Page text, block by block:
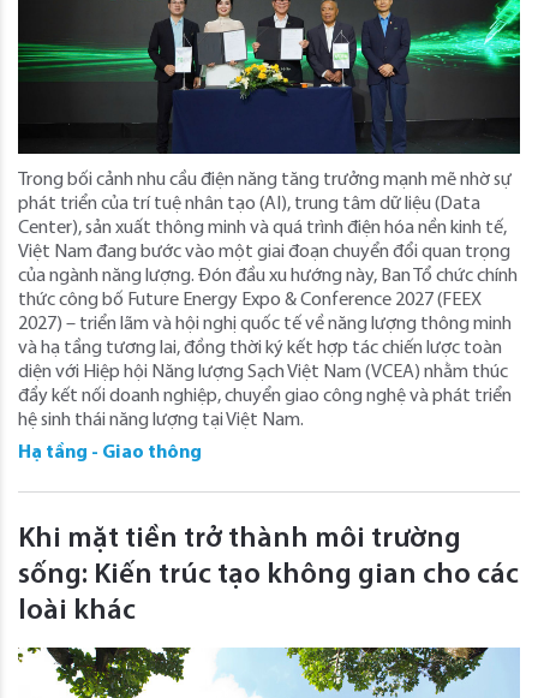
Trong bối cảnh nhu cầu điện năng tăng trưởng mạnh mẽ nhờ sự
phát triển của trí tuệ nhân tạo (AI), trung tâm dữ liệu (Data
Center), sản xuất thông minh và quá trình điện hóa nền kinh tế,
Việt Nam đang bước vào một giai đoạn chuyển đổi quan trọng
của ngành năng lượng. Đón đầu xu hướng này, Ban Tổ chức chính
thức công bố Future Energy Expo & Conference 2027 (FEEX
2027) – triển lãm và hội nghị quốc tế về năng lượng thông minh
và hạ tầng tương lai, đồng thời ký kết hợp tác chiến lược toàn
diện với Hiệp hội Năng lượng Sạch Việt Nam (VCEA) nhằm thúc
đẩy kết nối doanh nghiệp, chuyển giao công nghệ và phát triển
hệ sinh thái năng lượng tại Việt Nam.
Hạ tầng - Giao thông
Khi mặt tiền trở thành môi trường
sống: Kiến trúc tạo không gian cho các
loài khác